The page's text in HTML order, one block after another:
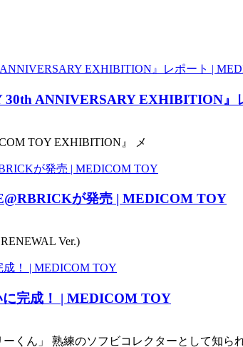
ANNIVERSARY EXHIBITION
TOY EXHIBITION』 メ
が発売 | MEDICOM TOY
Ver.)
に完成！ | MEDICOM TOY
くん」 熟練のソフビコレクターとして知ら